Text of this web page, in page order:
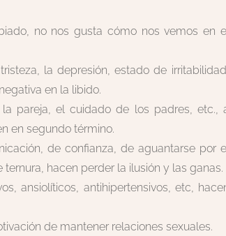
no nos gusta cómo nos vemos en
la depresión, estado de
en la libido.
pareja, el cuidado de los padres, etc.,
en segundo término.
de confianza, de aguantarse por
hacen perder la ilusión y las ganas.
ansiolíticos, antihipertensivos, etc,
de mantener relaciones sexuales.